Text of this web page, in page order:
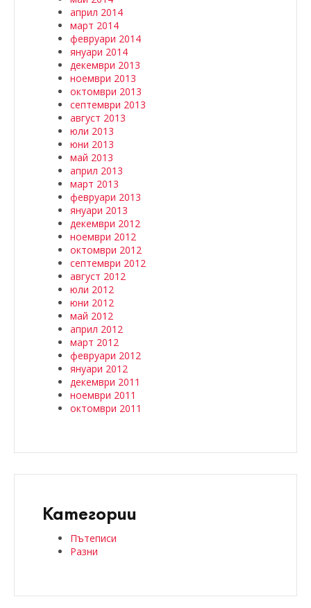
април 2014
март 2014
февруари 2014
януари 2014
декември 2013
ноември 2013
октомври 2013
септември 2013
август 2013
юли 2013
юни 2013
май 2013
април 2013
март 2013
февруари 2013
януари 2013
декември 2012
ноември 2012
октомври 2012
септември 2012
август 2012
юли 2012
юни 2012
май 2012
април 2012
март 2012
февруари 2012
януари 2012
декември 2011
ноември 2011
октомври 2011
Категории
Пътеписи
Разни